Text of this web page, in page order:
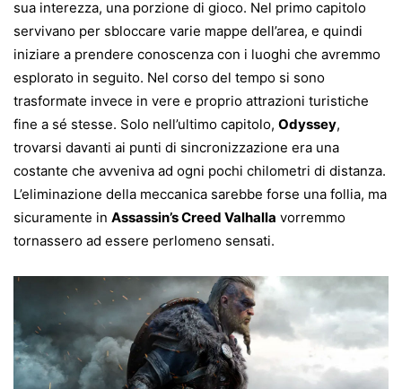
sua interezza, una porzione di gioco. Nel primo capitolo
servivano per sbloccare varie mappe dell’area, e quindi
iniziare a prendere conoscenza con i luoghi che avremmo
esplorato in seguito. Nel corso del tempo si sono
trasformate invece in vere e proprio attrazioni turistiche
fine a sé stesse. Solo nell’ultimo capitolo, Odyssey,
trovarsi davanti ai punti di sincronizzazione era una
costante che avveniva ad ogni pochi chilometri di distanza.
L’eliminazione della meccanica sarebbe forse una follia, ma
sicuramente in Assassin’s Creed Valhalla vorremmo
tornassero ad essere perlomeno sensati.